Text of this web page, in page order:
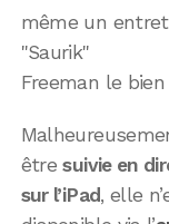
même un
"Saurik"
Freeman le
êtresuivie en
sur l’iPad, elle